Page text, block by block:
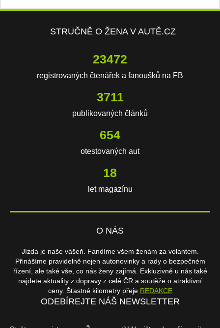
STRUČNĚ O ŽENA V AUTĚ.CZ
23472
registrovaných čtenářek a fanoušků na FB
3711
publikovaných článků
654
otestovaných aut
18
let magazínu
O NÁS
Jízda je naše vášeň. Fandíme všem ženám za volantem.
Přinášíme pravidelně nejen autonovinky a rady o bezpečném
řízení, ale také vše, co nás ženy zajímá. Exkluzivně u nás také
najdete aktuality z dopravy z celé ČR a soutěže o atraktivní
ceny. Šťastné kilometry přeje REDAKCE
ODEBÍREJTE NÁŠ NEWSLETTER